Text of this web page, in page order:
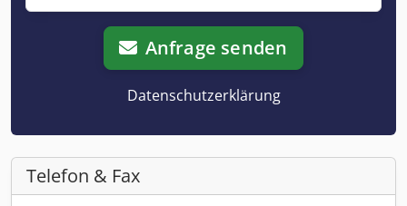
Anfrage senden
Datenschutzerklärung
Telefon & Fax